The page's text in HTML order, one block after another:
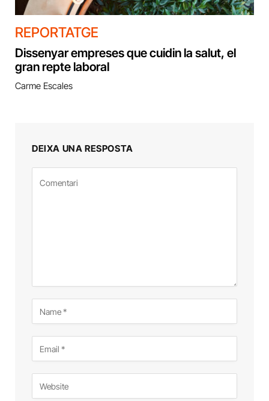
REPORTATGE
Dissenyar empreses que cuidin la salut, el
gran repte laboral
Carme Escales
DEIXA UNA RESPOSTA